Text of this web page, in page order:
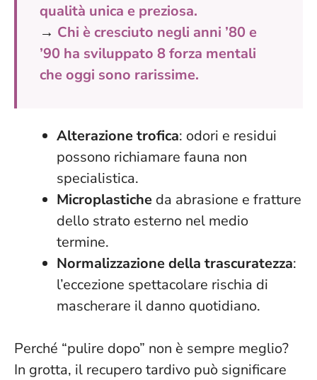
qualità unica e preziosa.
→ Chi è cresciuto negli anni ’80 e
’90 ha sviluppato 8 forza mentali
che oggi sono rarissime.
Alterazione trofica: odori e residui
possono richiamare fauna non
specialistica.
Microplastiche da abrasione e fratture
dello strato esterno nel medio
termine.
Normalizzazione della trascuratezza:
l’eccezione spettacolare rischia di
mascherare il danno quotidiano.
Perché “pulire dopo” non è sempre meglio?
In grotta, il recupero tardivo può significare